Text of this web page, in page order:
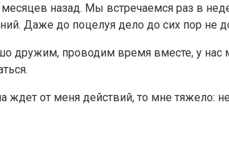
назад. Мы встречаемся раз в
Даже до поцелуя дело до сих пор не
дружим, проводим время вместе, у
от меня действий, то мне тяжело: